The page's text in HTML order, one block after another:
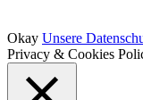
Okay Unsere
Privacy & Cookies